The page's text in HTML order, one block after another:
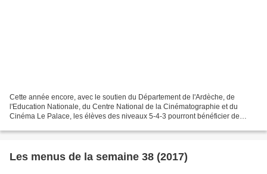
Cette année encore, avec le soutien du Département de l'Ardèche, de
l'Education Nationale, du Centre National de la Cinématographie et du
Cinéma Le Palace, les élèves des niveaux 5-4-3 pourront bénéficier de
Les menus de la semaine 38 (2017)